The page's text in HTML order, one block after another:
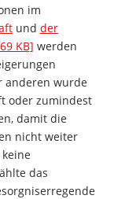
im
und der
KB] werden
anderen wurde
oder zumindest
damit die
nicht weiter
das